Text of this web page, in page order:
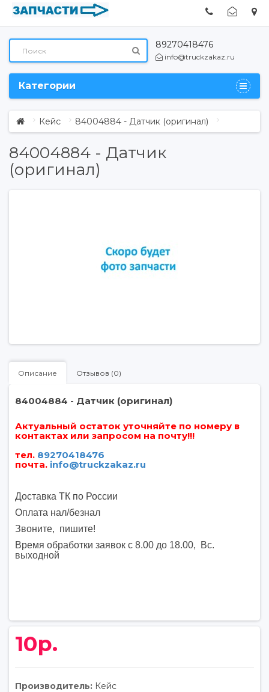
89270418476
info@truckzakaz.ru
Категории
Кейс 84004884 - Датчик (оригинал)
84004884 - Датчик
(оригинал)
Описание Отзывов (0)
84004884 - Датчик (оригинал)
Актуальный остаток уточняйте по номеру в
контактах или запросом на почту!!!
тел. 89270418476
почта. info@truckzakaz.ru
Доставка ТК по России
Оплата нал/безнал
Звоните, пишите!
Время обработки заявок с 8.00 до 18.00, Вс.
выходной
10р.
Производитель: Кейс